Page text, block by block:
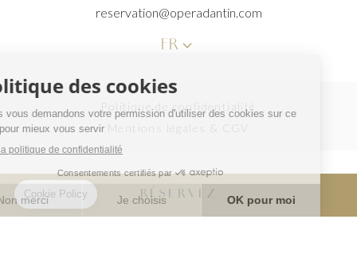
reservation@operadantin.com
FRkeyboard_arrow_down
Politique de confidentialité
Mentions légales & CGV
RÉSERVEZ